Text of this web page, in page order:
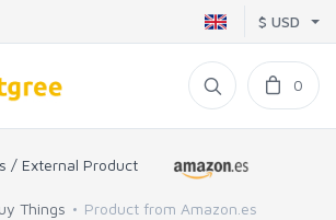
$ USD
0
/ External Product
Things Product from Amazon.es